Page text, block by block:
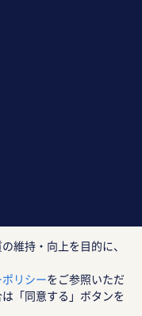
町4-1 ニューオー
維持・向上を目的に、
リシーをご参照いただ
「同意する」ボタンを